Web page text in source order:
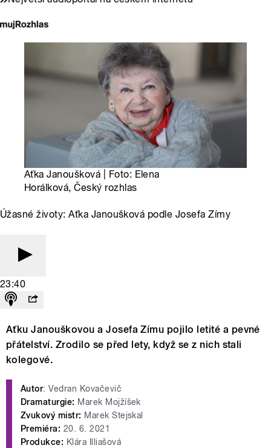
Aťka Janoušková | Foto: Elena
Horálková, Český rozhlas
Úžasné životy: Aťka Janoušková podle Josefa Zímy
23:40
Aťku Janouškovou a Josefa Zímu pojilo letité a pevné
přátelství. Zrodilo se před lety, když se z nich stali
kolegové.
Autor: Vedran Kovačevič
Dramaturgie: Marek Mojžíšek
Zvukový mistr: Marek Stejskal
Premiéra: 20. 6. 2021
Produkce: Klára Illiašová